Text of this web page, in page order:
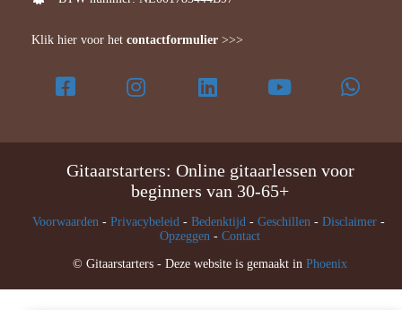
Klik hier voor het contactformulier >>>
Gitaarstarters: Online gitaarlessen voor
beginners van 30-65+
Voorwaarden - Privacybeleid - Bedenktijd - Geschillen - Disclaimer-
Opzeggen - Contact
© Gitaarstarters - Deze website is gemaakt in Phoenix